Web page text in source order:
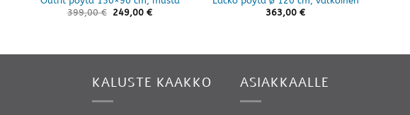
399,00€ 249,00 €
363,00 €
KALUSTE KAAKKO ASIAKKAALLE